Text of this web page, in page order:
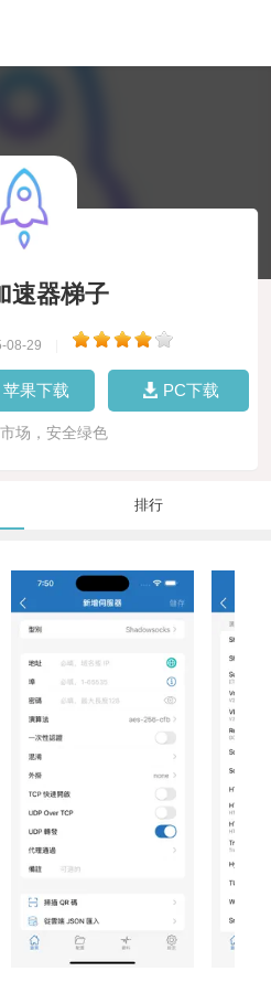
速器梯子
08-29
苹果下载 PC下载
场，安全绿色
排行